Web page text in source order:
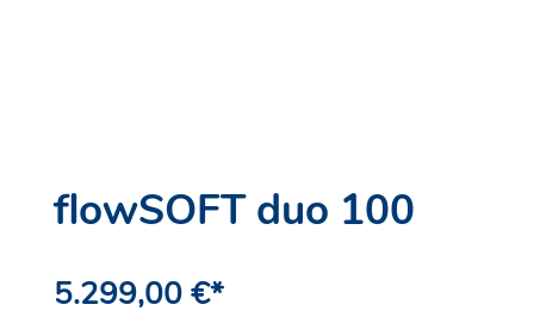
flowSOFT duo 100
5.299,00 €*